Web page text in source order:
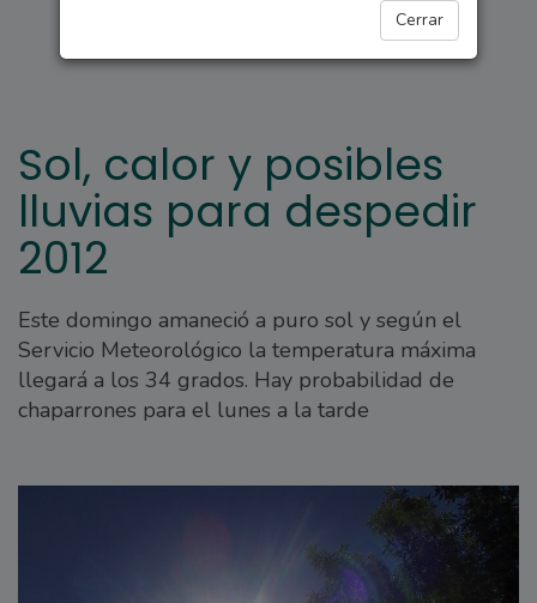
Cerrar
Sol, calor y posibles
lluvias para despedir
2012
Este domingo amaneció a puro sol y según el
Servicio Meteorológico la temperatura máxima
llegará a los 34 grados. Hay probabilidad de
chaparrones para el lunes a la tarde